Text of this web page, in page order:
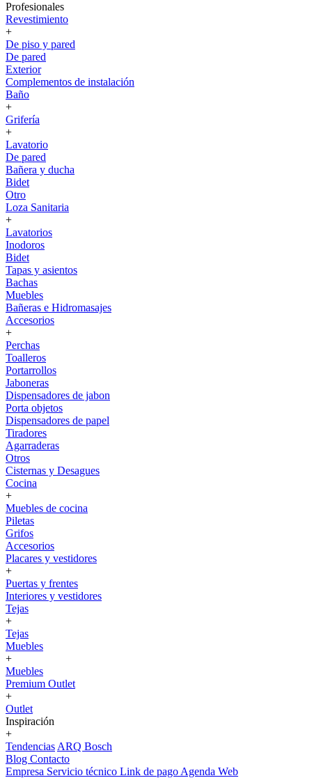
Profesionales
Revestimiento
+
De piso y pared
De pared
Exterior
Complementos de instalación
Baño
+
Grifería
+
Lavatorio
De pared
Bañera y ducha
Bidet
Otro
Loza Sanitaria
+
Lavatorios
Inodoros
Bidet
Tapas y asientos
Bachas
Muebles
Bañeras e Hidromasajes
Accesorios
+
Perchas
Toalleros
Portarrollos
Jaboneras
Dispensadores de jabon
Porta objetos
Dispensadores de papel
Tiradores
Agarraderas
Otros
Cisternas y Desagues
Cocina
+
Muebles de cocina
Piletas
Grifos
Accesorios
Placares y vestidores
+
Puertas y frentes
Interiores y vestidores
Tejas
+
Tejas
Muebles
+
Muebles
Premium Outlet
+
Outlet
Inspiración
+
Tendencias ARQ Bosch
Blog Contacto
Empresa Servicio técnico Link de pago Agenda Web